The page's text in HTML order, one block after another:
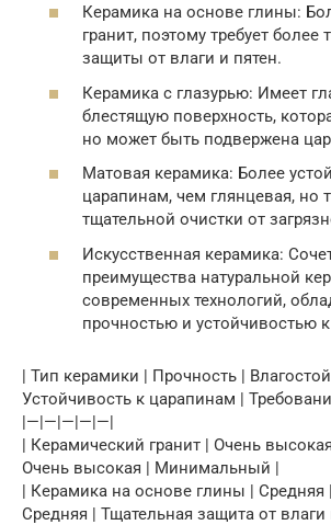
Керамика на основе глины:
гранит, поэтому требует более
защиты от влаги и пятен.
Керамика с глазурью: Имеет
блестящую поверхность,
но может быть подвержена
Матовая керамика: Более
царапинам, чем глянцевая, но
тщательной очистки от
Искусственная керамика:
преимущества натуральной
современных технологий,
прочностью и устойчивостью
| Тип керамики | Прочность |
Устойчивость к царапинам |
|—|—|—|—|—|
| Керамический гранит | Очень
Очень высокая | Минимальный |
| Керамика на основе глины | Средняя
Средняя | Тщательная защита от влаги